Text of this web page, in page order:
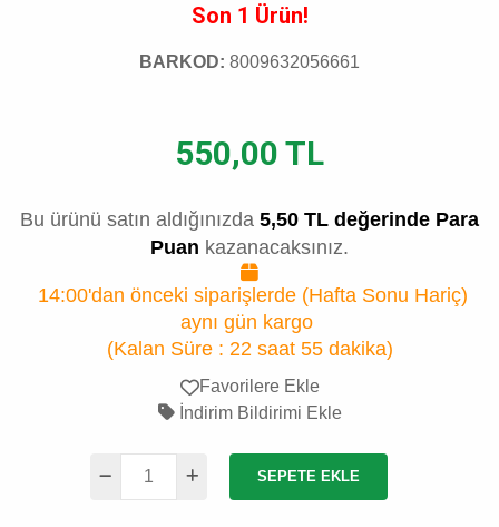
Son 1 Ürün!
BARKOD: 8009632056661
550,00 TL
Bu ürünü satın aldığınızda 5,50 TL değerinde Para
Puan kazanacaksınız.
14:00'dan önceki siparişlerde (Hafta Sonu Hariç)
aynı gün kargo
(Kalan Süre : 22 saat 55 dakika)
Favorilere Ekle
İndirim Bildirimi Ekle
SEPETE EKLE